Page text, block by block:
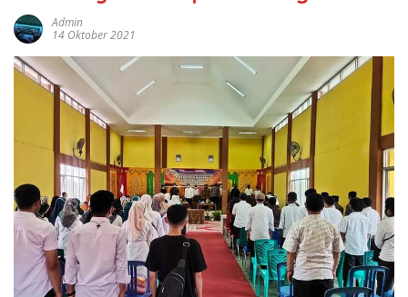
Admin
14 Oktober 2021